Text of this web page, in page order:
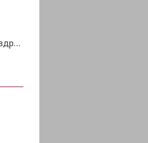
Психичното здраве е в основата на здравето изобщо